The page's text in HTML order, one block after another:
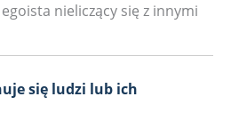
nieliczący się z innymi
się ludzi lub ich